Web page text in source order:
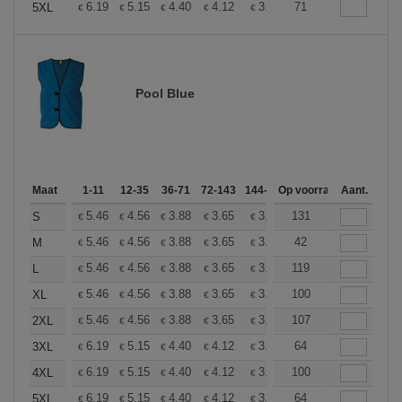
5XL
€ 6.19 € 5.15 € 4.40 € 4.12 € 3.92 €3.88
71
Pool Blue
Maat 1-11 12-35 36-71 72-143 144-287 288 + Meer
Op voorraadAant.
S € 5.46 € 4.56 € 3.88 € 3.65 € 3.46 €3.44
131
M
€ 5.46 € 4.56 € 3.88 € 3.65 € 3.46 €3.44
42
L
€ 5.46 € 4.56 € 3.88 € 3.65 € 3.46 €3.44
119
XL
€ 5.46 € 4.56 € 3.88 € 3.65 € 3.46 €3.44
100
2XL
€ 5.46 € 4.56 € 3.88 € 3.65 € 3.46 €3.44
107
3XL
€ 6.19 € 5.15 € 4.40 € 4.12 € 3.92 €3.88
64
4XL
€ 6.19 € 5.15 € 4.40 € 4.12 € 3.92 €3.88
100
5XL
€ 6.19 € 5.15 € 4.40 € 4.12 € 3.92 €3.88
64